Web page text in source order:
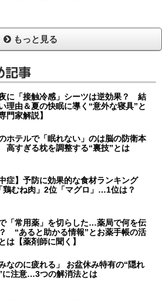
もっと見る
記事
に「接触冷感」シーツは逆効果？ 結
理由＆夏の快眠に導く“意外な寝具”と
門家解説】
ホテルで「眠れない」のは脳の防衛本
すぎる枕を調整する“裏技”とは
中症】予防に効果的な食材ランキング
鶏むね肉」2位「マグロ」…1位は？
「常用薬」を切らした…薬局で何を伝
“あると助かる情報”とお薬手帳の活
は【薬剤師に聞く】
みなのに疲れる」 お盆休み特有の“隠れ
に注意…3つの解消法とは